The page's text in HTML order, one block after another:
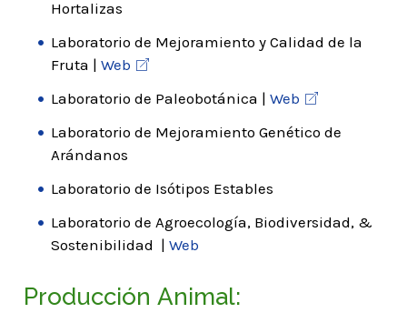
Hortalizas
Laboratorio de Mejoramiento y Calidad de la
Fruta |Web
Laboratorio de Paleobotánica |Web
Laboratorio de Mejoramiento Genético de
Arándanos
Laboratorio de Isótipos Estables
Laboratorio de Agroecología, Biodiversidad, &
Sostenibilidad |Web
Producción Animal: